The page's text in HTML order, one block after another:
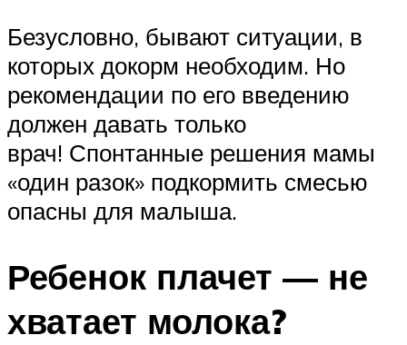
Безусловно, бывают ситуации, в
которых докорм необходим. Но
рекомендации по его введению
должен давать только
врач! Спонтанные решения мамы
«один разок» подкормить смесью
опасны для малыша.
Ребенок плачет — не
хватает молока?